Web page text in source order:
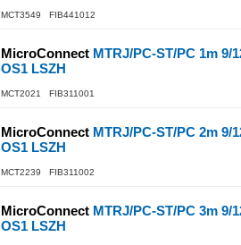
MCT3549 FIB441012
MicroConnect MTRJ/PC-ST/PC 1m 9/
OS1 LSZH
MCT2021 FIB311001
MicroConnect MTRJ/PC-ST/PC 2m 9/
OS1 LSZH
MCT2239 FIB311002
MicroConnect MTRJ/PC-ST/PC 3m 9/
OS1 LSZH